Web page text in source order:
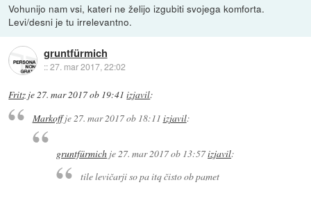
Vohunijo nam vsi, kateri ne želijo izgubiti svojega komforta.
Levi/desni je tu irrelevantno.
gruntfürmich
::27. mar 2017, 22:02
Fritz je27. mar 2017 ob 19:41 izjavil:
Markoffje 27. mar 2017 ob 18:11 izjavil:
gruntfürmich je27. mar 2017 ob 13:57izjavil:
tile levičarji so pa itq čisto ob pamet